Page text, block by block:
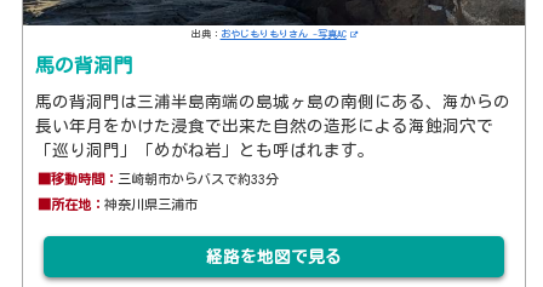
出典： おやじもりもりさん -写真AC
馬の背洞門
馬の背洞門は三浦半島南端の島城ヶ島の南側にある、海からの
長い年月をかけた浸食で出来た自然の造形による海蝕洞穴で
「巡り洞門」「めがね岩」とも呼ばれます。
■移動時間： 三崎朝市からバスで約33分
■所在地：神奈川県三浦市
経路を地図で見る